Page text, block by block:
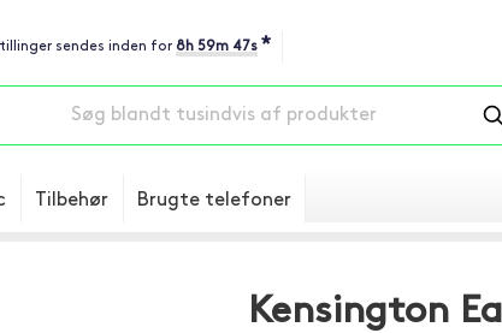
sendes inden for 8h 59m 46s *
Tilbehør Brugte telefoner
Kensington